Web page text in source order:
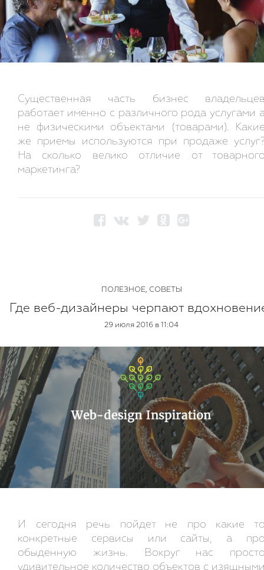
Существенная часть бизнес
работает именно с различного рода услугами
не физическими объектами (товарами).
же приемы используются при продаже
На сколько велико отличие от
маркетинга?
ПОЛЕЗНОЕ, СОВЕТЫ
Где веб-дизайнеры черпают
29 июля 2016 в 11:04
И сегодня речь пойдет не про какие
конкретные сервисы или сайты, а
обыденную жизнь. Вокруг нас
удивительное количество объектов с